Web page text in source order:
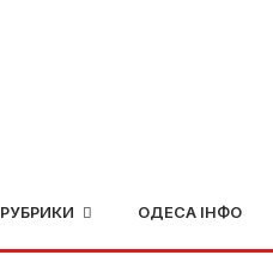
РУБРИКИ ОДЕСА ІНФО